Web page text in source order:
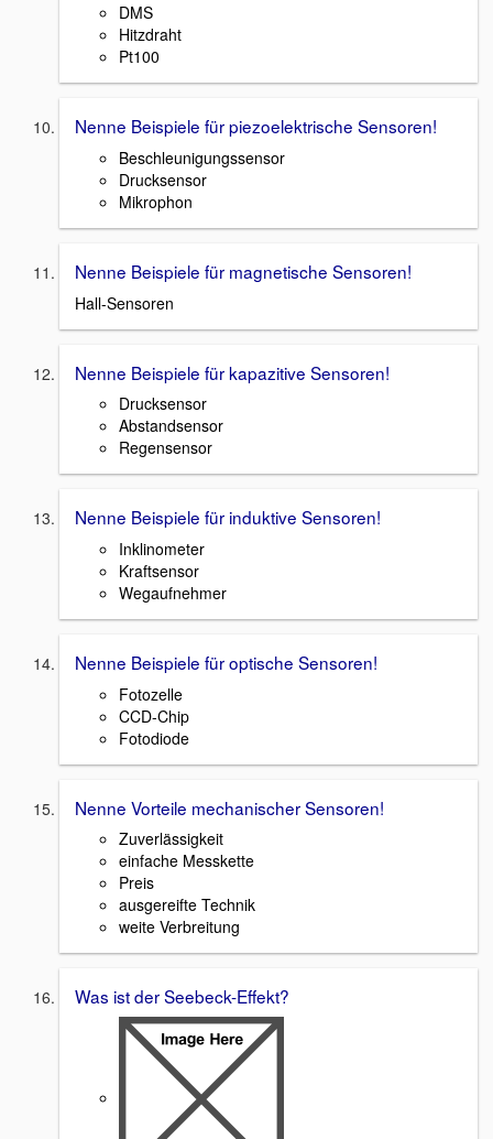
DMS
Hitzdraht
Pt100
Nenne Beispiele für piezoelektrische Sensoren!
Beschleunigungssensor
Drucksensor
Mikrophon
Nenne Beispiele für magnetische Sensoren!
Hall-Sensoren
Nenne Beispiele für kapazitive Sensoren!
Drucksensor
Abstandsensor
Regensensor
Nenne Beispiele für induktive Sensoren!
Inklinometer
Kraftsensor
Wegaufnehmer
Nenne Beispiele für optische Sensoren!
Fotozelle
CCD-Chip
Fotodiode
Nenne Vorteile mechanischer Sensoren!
Zuverlässigkeit
einfache Messkette
Preis
ausgereifte Technik
weite Verbreitung
Was ist der Seebeck-Effekt?